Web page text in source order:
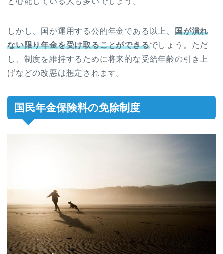
しかし、国が運用する公的年金である以上、 国が潰れ
ない限り年金を受け取ることができるでしょう。ただ
し、制度を維持するために将来的な受給年齢の引き上
げなどの改悪は想定されます。
国民年金保険料の免除制度